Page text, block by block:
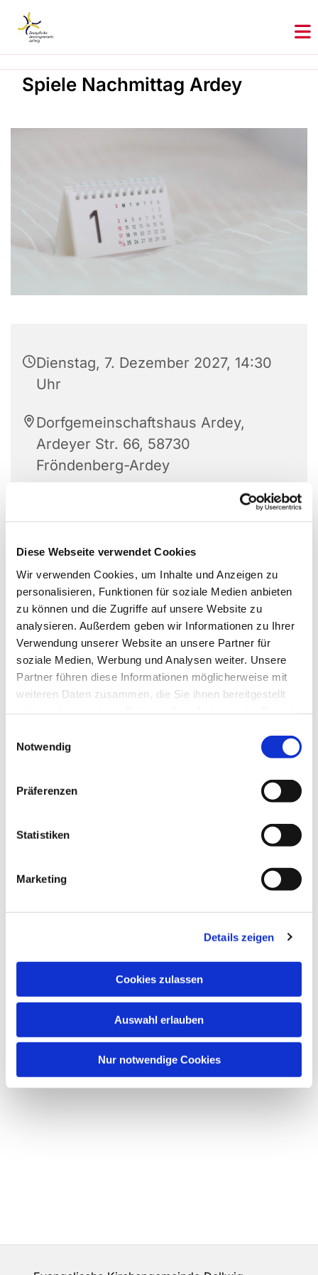
Diese Webseite verwendet Cookies
Wir verwenden Cookies, um Inhalte und Anzeigen zu
personalisieren, Funktionen für soziale Medien anbieten
zu können und die Zugriffe auf unsere Website zu
analysieren. Außerdem geben wir Informationen zu Ihrer
Verwendung unserer Website an unsere Partner für
soziale Medien, Werbung und Analysen weiter. Unsere
Partner führen diese Informationen möglicherweise mit
weiteren Daten zusammen, die Sie ihnen bereitgestellt
Notwendig
Präferenzen
Statistiken
Marketing
Details zeigen
Cookies zulassen
Auswahl erlauben
Nur notwendige Cookies
Spiele Nachmittag Ardey
Dienstag, 7. Dezember 2027, 14:30
Uhr
Dorfgemeinschaftshaus Ardey,
Ardeyer Str. 66, 58730
Fröndenberg-Ardey